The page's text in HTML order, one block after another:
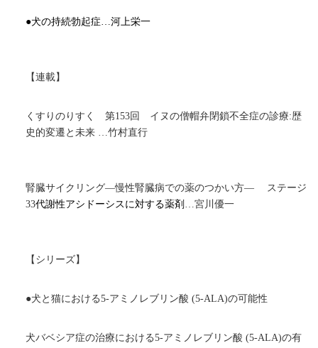
●犬の持続勃起症…河上栄一
【連載】
くすりのりすく 第153回 イヌの僧帽弁閉鎖不全症の診療:歴
史的変遷と未来 …竹村直行
腎臓サイクリング―慢性腎臓病での薬のつかい方― ステージ
33代謝性アシドーシスに対する薬剤 …宮川優一
【シリーズ】
●犬と猫における5-アミノレブリン酸 (5-ALA)の可能性
犬バベシア症の治療における5-アミノレブリン酸 (5-ALA)の有